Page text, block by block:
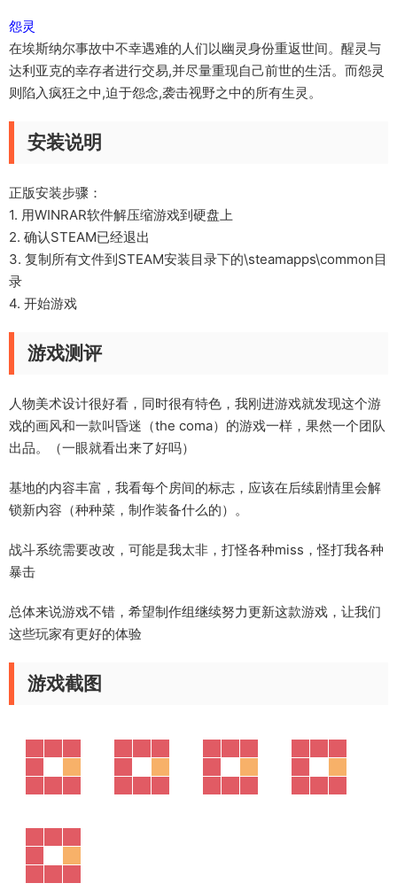
怨灵
在埃斯纳尔事故中不幸遇难的人们以幽灵身份重返世间。醒灵与
达利亚克的幸存者进行交易,并尽量重现自己前世的生活。而怨灵
则陷入疯狂之中,迫于怨念,袭击视野之中的所有生灵。
安装说明
正版安装步骤：
1. 用WINRAR软件解压缩游戏到硬盘上
2. 确认STEAM已经退出
3. 复制所有文件到STEAM安装目录下的\steamapps\common目
录
4. 开始游戏
游戏测评
人物美术设计很好看，同时很有特色，我刚进游戏就发现这个游
戏的画风和一款叫昏迷（the coma）的游戏一样，果然一个团队
出品。（一眼就看出来了好吗）
基地的内容丰富，我看每个房间的标志，应该在后续剧情里会解
锁新内容（种种菜，制作装备什么的）。
战斗系统需要改改，可能是我太非，打怪各种miss，怪打我各种
暴击
总体来说游戏不错，希望制作组继续努力更新这款游戏，让我们
这些玩家有更好的体验
游戏截图